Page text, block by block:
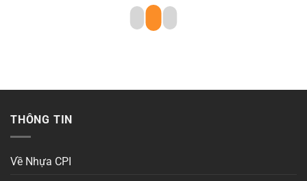
THÔNG TIN
Về Nhựa CPI